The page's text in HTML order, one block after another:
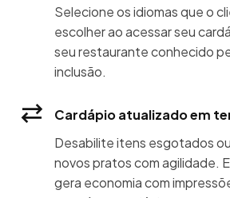
Selecione os idiomas que o
escolher ao acessar seu
seu restaurante conhecido
inclusão.
Cardápio atualizado em
Desabilite itens esgotados
novos pratos com agilidade.
gera economia com